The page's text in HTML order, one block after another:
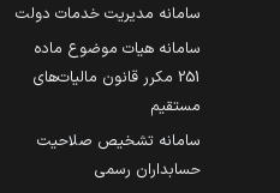
سامانه مدیریت خدمات دولت
سامانه هیات موضوع ماده
251 مکرر قانون مالیات‌های
مستقیم
سامانه تشخیص صلاحیت
حسابداران رسمی